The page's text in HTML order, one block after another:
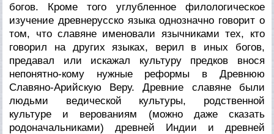
богов. Кроме того углубленное филологическое
изучение древнерусско языка однозначно говорит о
том, что славяне именовали язычниками тех, кто
говорил на других языках, верил в иных богов,
предавал или искажал культуру предков внося
непонятно-кому нужные реформы в Древнюю
Славяно-Арийскую Веру. Древние славяне были
людьми ведической культуры, родственной
культуре и верованиям (можно даже сказать
родоначальниками) древней Индии и древней